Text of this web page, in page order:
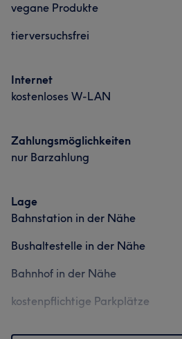
vegane Produkte
tierversuchsfrei
Internet
kostenloses W-LAN
Zahlungsmöglichkeiten
nur Barzahlung
Lage
Bahnstation in der Nähe
Bushaltestelle in der Nähe
Bahnhof in der Nähe
kostenpflichtige Parkplätze